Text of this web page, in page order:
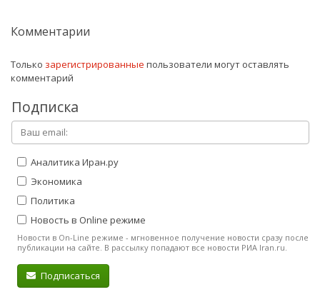
Комментарии
Только зарегистрированные пользователи могут оставлять
комментарий
Подписка
Аналитика Иран.ру
Экономика
Политика
Новость в Online режиме
Новости в On-Line режиме - мгновенное получение новости сразу после
публикации на сайте. В рассылку попадают все новости РИА Iran.ru.
Подписаться